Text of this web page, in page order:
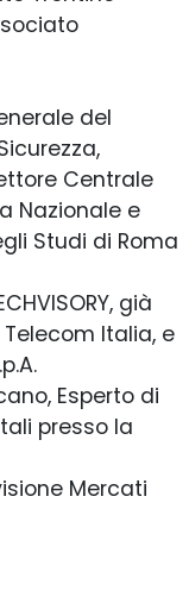
del
Centrale
Nazionale e
Studi di Roma
già
Italia, e
Esperto di
presso la
Mercati